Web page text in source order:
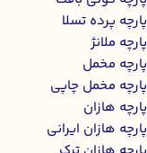
پارچه پرده تسلا
پارچه ملانژ
پارچه مخمل
پارچه مخمل چاپی
پارچه هازان
پارچه هازان ایرانی